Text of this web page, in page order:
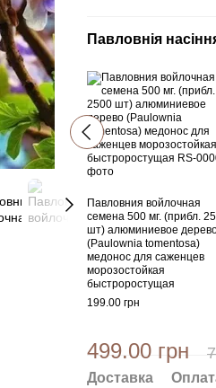
Павловнія
Павловния войлочная
семена 500 мг. (прибл.
шт) алюминиевое
(Paulownia tomentosa)
медонос для саженцев
морозостойкая
быстроростущая
199.00 грн
499.00 грн
Доставка